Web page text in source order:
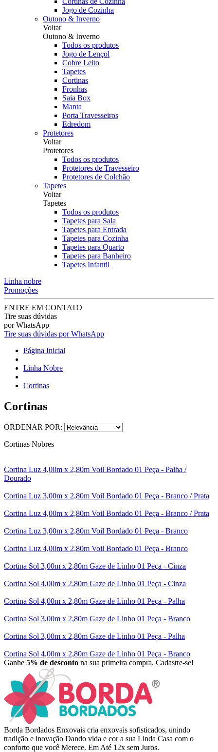
Jogo de Cozinha
Outono & Inverno
Voltar
Outono & Inverno
Todos os produtos
Jogo de Lençol
Cobre Leito
Tapetes
Cortinas
Fronhas
Saia Box
Manta
Porta Travesseiros
Edredom
Protetores
Voltar
Protetores
Todos os produtos
Protetores de Travesseiro
Protetores de Colchão
Tapetes
Voltar
Tapetes
Todos os produtos
Tapetes para Sala
Tapetes para Entrada
Tapetes para Cozinha
Tapetes para Quarto
Tapetes para Banheiro
Tapetes Infantil
Linha nobre
Promoções
ENTRE EM CONTATO
Tire suas dúvidas
por WhatsApp
Tire suas dúvidas por WhatsApp
Página Inicial
Linha Nobre
Cortinas
Cortinas
ORDENAR POR:
Cortinas Nobres
Cortina Luz 4,00m x 2,80m Voil Bordado 01 Peça - Palha /
Dourado
Cortina Luz 3,00m x 2,80m Voil Bordado 01 Peça - Branco / Prata
Cortina Luz 4,00m x 2,80m Voil Bordado 01 Peça - Branco / Prata
Cortina Luz 3,00m x 2,80m Voil Bordado 01 Peça - Branco
Cortina Luz 4,00m x 2,80m Voil Bordado 01 Peça - Branco
Cortina Sol 3,00m x 2,80m Gaze de Linho 01 Peça - Cinza
Cortina Sol 4,00m x 2,80m Gaze de Linho 01 Peça - Cinza
Cortina Sol 4,00m x 2,80m Gaze de Linho 01 Peça - Palha
Cortina Sol 3,00m x 2,80m Gaze de Linho 01 Peça - Branco
Cortina Sol 3,00m x 2,80m Gaze de Linho 01 Peça - Palha
Cortina Sol 4,00m x 2,80m Gaze de Linho 01 Peça - Branco
Ganhe 5% de desconto na sua primeira compra. Cadastre-se!
Borda Bordados Enxovais cria enxovais sofisticados, unindo
tradição e inovação Dando vida e cor a sua Linda Casa com o
conforto que você Merece. Em Até 12x sem Juros.